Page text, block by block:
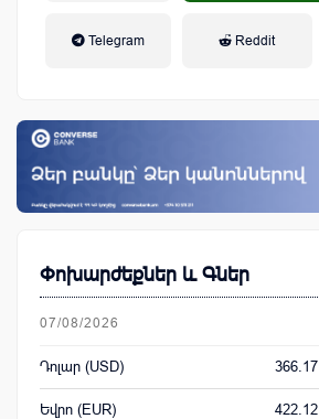
Telegram Reddit
Փոխարժեքներ և Գներ
07/08/2026
Դոլար (USD) 366.17
Եվրո (EUR) 422.12